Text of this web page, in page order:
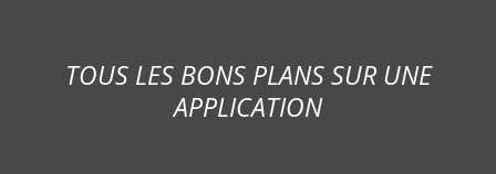
TOUS LES BONS PLANS SUR UNE
APPLICATION